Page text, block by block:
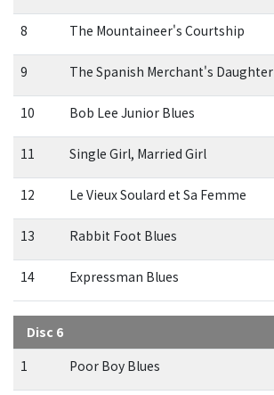
8 The Mountaineer's Courtship
9 The Spanish Merchant's Daughter
10 Bob Lee Junior Blues
11 Single Girl, Married Girl
12 Le Vieux Soulard et Sa Femme
13 Rabbit Foot Blues
14 Expressman Blues
Disc 6
1
Poor Boy Blues